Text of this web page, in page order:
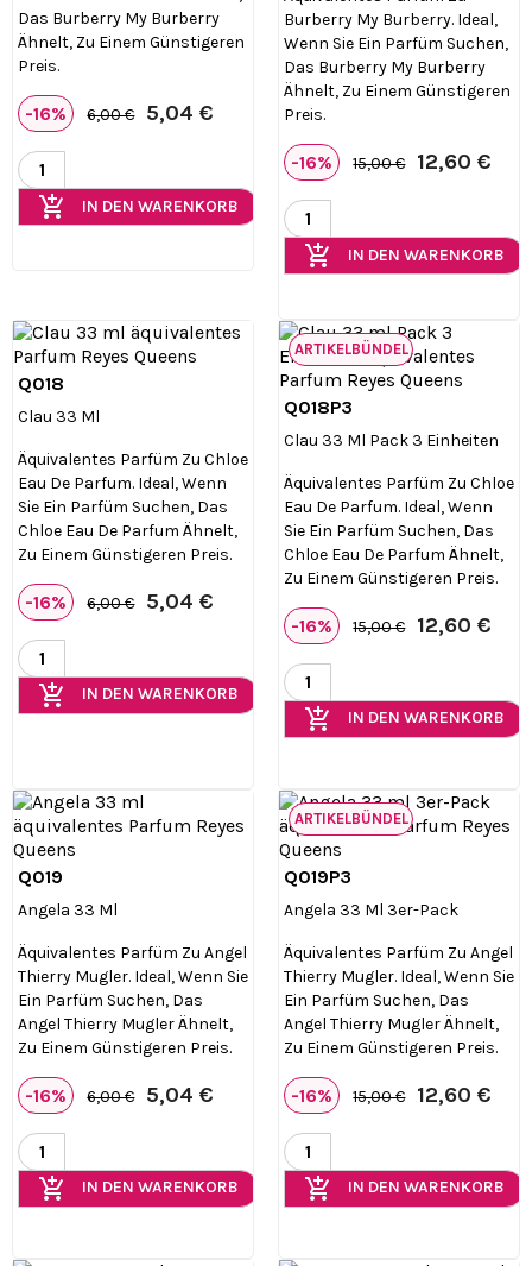
Das Burberry My Burberry
Ähnelt, Zu Einem Günstigeren
Preis.
-16% 6,00 € 5,04 €
add_shopping_cart IN DEN WARENKORB
Burberry My Burberry. Ideal,
Wenn Sie Ein Parfüm Suchen,
Das Burberry My Burberry
Ähnelt, Zu Einem Günstigeren
Preis.
-16% 15,00 € 12,60 €
add_shopping_cart IN DEN WARENKORB
Q018
Clau 33 Ml
Äquivalentes Parfüm Zu Chloe
Eau De Parfum. Ideal, Wenn
Sie Ein Parfüm Suchen, Das
Chloe Eau De Parfum Ähnelt,
Zu Einem Günstigeren Preis.
-16% 6,00 € 5,04 €
add_shopping_cart IN DEN WARENKORB

Q018P3
Clau 33 Ml Pack 3 Einheiten
Äquivalentes Parfüm Zu Chloe
Eau De Parfum. Ideal, Wenn
Sie Ein Parfüm Suchen, Das
Chloe Eau De Parfum Ähnelt,
Zu Einem Günstigeren Preis.
-16% 15,00 € 12,60 €
add_shopping_cart IN DEN WARENKORB
ARTIKELBÜNDEL
Q019
Angela 33 Ml
Äquivalentes Parfüm Zu Angel
Thierry Mugler. Ideal, Wenn Sie
Ein Parfüm Suchen, Das
Angel Thierry Mugler Ähnelt,
Zu Einem Günstigeren Preis.
-16% 6,00 € 5,04 €
add_shopping_cart IN DEN WARENKORB

Q019P3
Angela 33 Ml 3er-Pack
Äquivalentes Parfüm Zu Angel
Thierry Mugler. Ideal, Wenn Sie
Ein Parfüm Suchen, Das
Angel Thierry Mugler Ähnelt,
Zu Einem Günstigeren Preis.
-16% 15,00 € 12,60 €
add_shopping_cart IN DEN WARENKORB
ARTIKELBÜNDEL